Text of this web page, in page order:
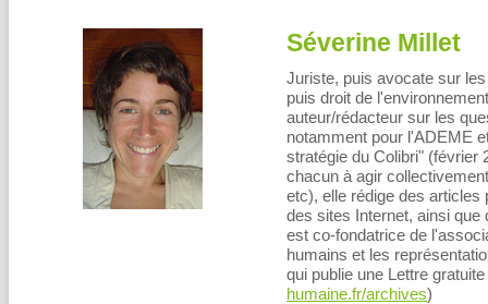
Séverine Millet
Juriste, puis avocate sur
puis droit de
auteur/rédacteur sur les
notamment pour l'ADEME
stratégie du Colibri" (février
chacun à agir
etc), elle rédige des
des sites Internet, ainsi
est co-fondatrice de
humains et les
qui publie une Lettre
humaine.fr/archives)